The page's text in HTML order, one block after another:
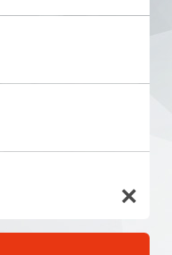
10-100%